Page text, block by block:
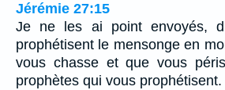
Jérémie 27:15
Je ne les ai point envoyés,
prophétisent le mensonge en
vous chasse et que vous
prophètes qui vous prophétisent.